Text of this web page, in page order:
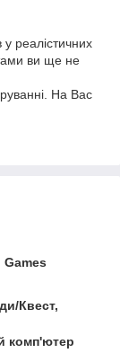
реалістичних
ви ще не
На Вас
Games
Квест,
комп'ютер